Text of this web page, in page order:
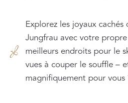
Explorez les joyaux
Jungfrau avec votre
meilleurs endroits pour le
vues à couper le souffle –
magnifiquement pour vous